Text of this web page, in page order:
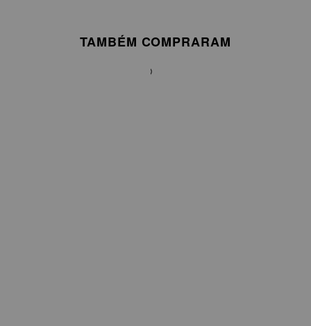
TAMBÉM COMPRARAM